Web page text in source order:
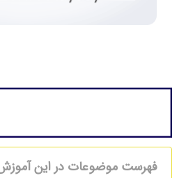
فهرست موضوعات در این آموزش